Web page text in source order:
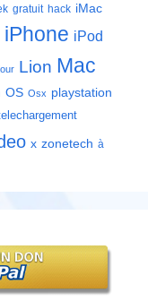
gratuit hack iMac
iPhone iPod
Lion Mac
OS Osx playstation
x zonetech à